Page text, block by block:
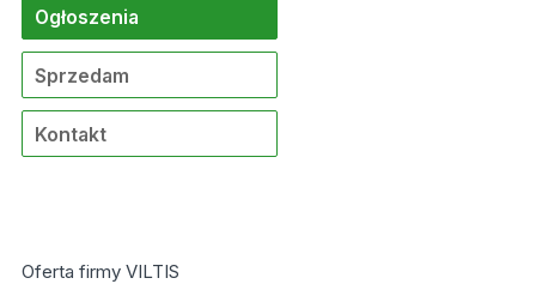
Ogłoszenia
Sprzedam
Kontakt
Oferta firmy VILTIS